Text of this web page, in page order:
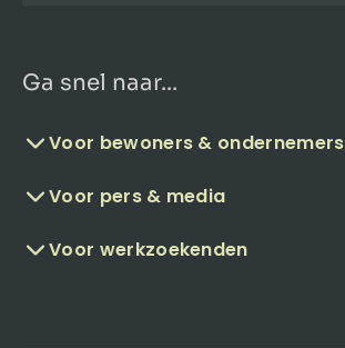
Ga snel naar...
Voor bewoners & ondernemers
Voor pers & media
Voor werkzoekenden